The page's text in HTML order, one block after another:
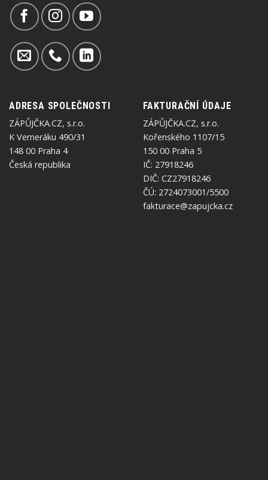
ADRESA SPOLEČNOSTI
ZÁPŮJČKA.CZ, s.r.o.
K Verneráku 490/31
148 00 Praha 4
Česká republika
FAKTURAČNÍ ÚDAJE
ZÁPŮJČKA.CZ, s.r.o.
Kořenského 1107/15
150 00 Praha 5
IČ: 27918246
DIČ: CZ27918246
ČÚ: 2724073001/5500
fakturace@zapujcka.cz